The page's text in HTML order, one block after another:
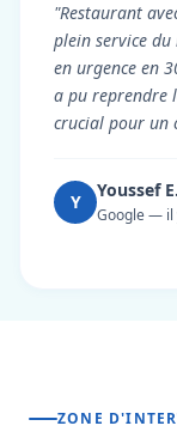
"Restaurant
plein service
en urgence en
a pu reprendre
crucial pour un
Y
Youssef E.
Google — il
ZONE